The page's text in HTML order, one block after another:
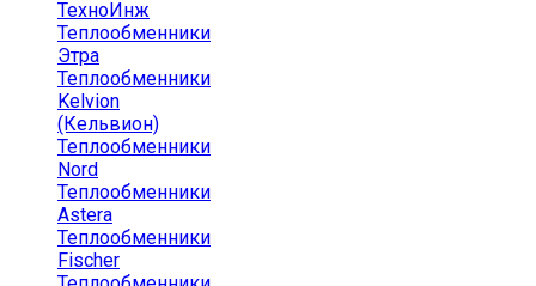
ТехноИнж
Теплообменники
Этра
Теплообменники
Kelvion
(Кельвион)
Теплообменники
Nord
Теплообменники
Astera
Теплообменники
Fischer